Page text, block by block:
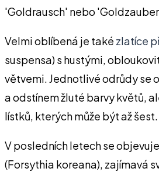
'Goldrausch' nebo
Velmi oblíbená je také zlatíce
suspensa) s hustými,
větvemi. Jednotlivé odrůdy se
a odstínem žluté barvy květů,
lístků, kterých může být až šest.
V posledních letech se
(Forsythia koreana), zajímavá